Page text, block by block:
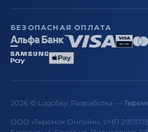
БЕЗОПАСНАЯ ОПЛАТА
2026 © LogoSky. Разработка —
ООО «Теремок Онлайн», УНП